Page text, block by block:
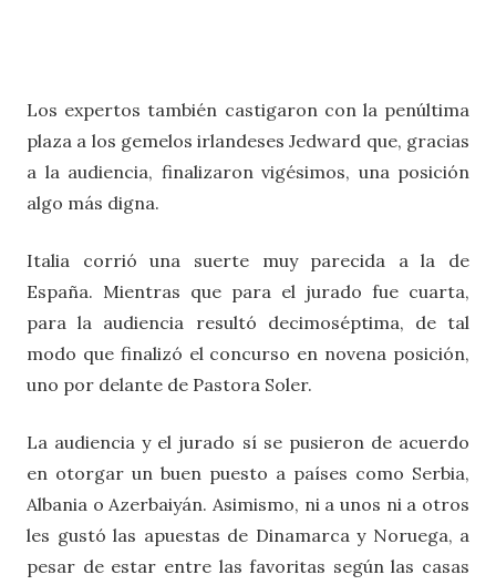
Los expertos también castigaron con la penúltima
plaza a los gemelos irlandeses Jedward que, gracias
a la audiencia, finalizaron vigésimos, una posición
algo más digna.
Italia corrió una suerte muy parecida a la de
España. Mientras que para el jurado fue cuarta,
para la audiencia resultó decimoséptima, de tal
modo que finalizó el concurso en novena posición,
uno por delante de Pastora Soler.
La audiencia y el jurado sí se pusieron de acuerdo
en otorgar un buen puesto a países como Serbia,
Albania o Azerbaiyán. Asimismo, ni a unos ni a otros
les gustó las apuestas de Dinamarca y Noruega, a
pesar de estar entre las favoritas según las casas